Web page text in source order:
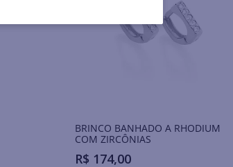
BRINCO BANHADO A RHODIUM
COM ZIRCÔNIAS
R$ 174,00